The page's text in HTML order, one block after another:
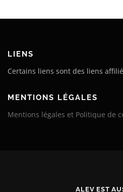
LIENS
Certains liens sont des liens
MENTIONS LÉGALES
Mentions légales et Politique de
ALEV EST